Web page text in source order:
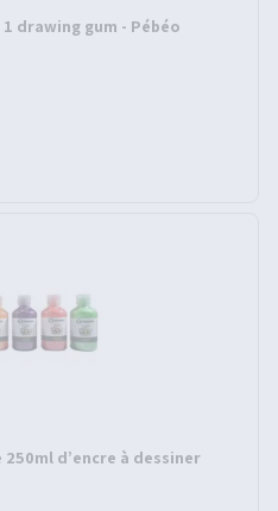
drawing gum - Pébéo
d’encre à dessiner